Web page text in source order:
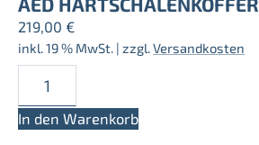
219,00 €
inkl. 19 % MwSt. | zzgl.Versandkosten
Hartschalenkoffer
Menge
In den Warenkorb